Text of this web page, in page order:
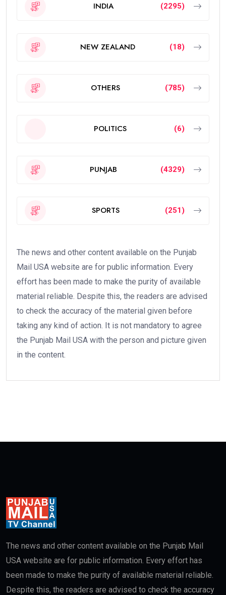
INDIA (2295)
NEW ZEALAND (18)
OTHERS (785)
POLITICS (6)
PUNJAB (4329)
SPORTS (251)
The news and other content available on the Punjab
Mail USA website are for public information. Every
effort has been made to make the purity of available
material reliable. Despite this, the readers are advised
to check the accuracy of the material given before
taking any kind of action. It is not mandatory to agree
the Punjab Mail USA with the person and picture given
in the content.
The news and other content available on the Punjab Mail
USA website are for public information. Every effort has
been made to make the purity of available material reliable.
Despite this, the readers are advised to check the accuracy